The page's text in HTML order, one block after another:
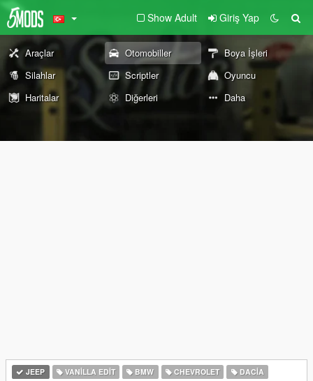
Show Adult Giriş Yap
Araçlar Otomobiller
Boya İşleri
Silahlar
Scriptler
Oyuncu
Haritalar
Diğerleri Daha
JEEP VANILLA EDIT BMW CHEVROLET
DACIA